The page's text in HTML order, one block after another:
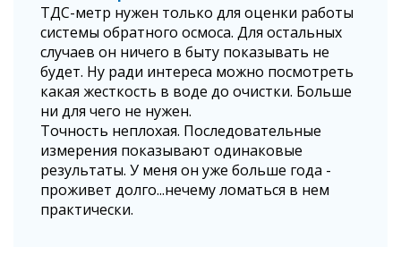
ТДС-метр нужен только для оценки работы
системы обратного осмоса. Для остальных
случаев он ничего в быту показывать не
будет. Ну ради интереса можно посмотреть
какая жесткость в воде до очистки. Больше
ни для чего не нужен.
Точность неплохая. Последовательные
измерения показывают одинаковые
результаты. У меня он уже больше года -
проживет долго...нечему ломаться в нем
практически.